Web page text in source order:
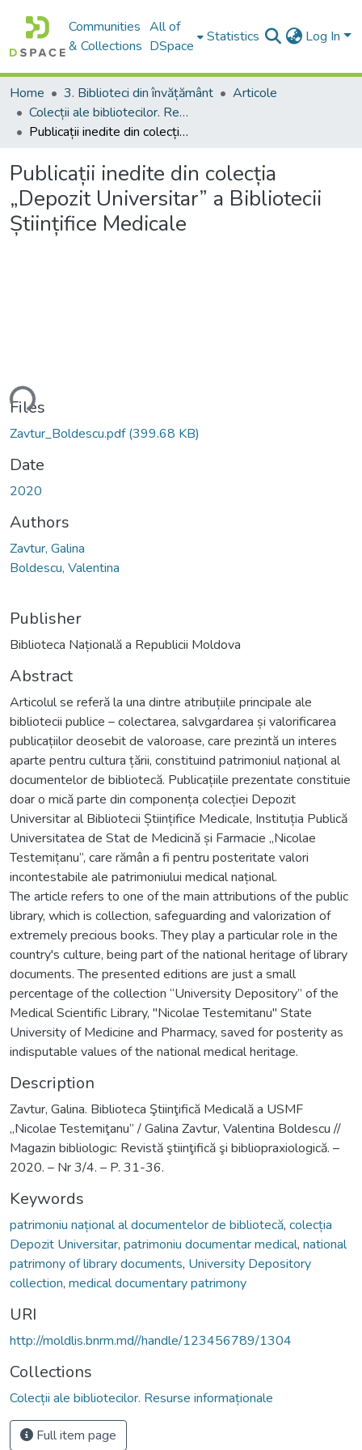
Communities
& Collections
All of
DSpace
Statistics Log In
Home 3. Biblioteci din învățământ
Articole
Colecții ale bibliotecilor. Resurse informaționale
Publicații inedite din colecția „Depozit Universitar” a Bibliotecii Științifice Medicale
Publicații inedite din colecția
„Depozit Universitar” a Bibliotecii
Științifice Medicale
Files
Zavtur_Boldescu.pdf(399.68 KB)
Date
2020
Authors
Zavtur, Galina
Boldescu, Valentina
Publisher
Biblioteca Națională a Republicii Moldova
Abstract
Articolul se referă la una dintre atribuțiile principale ale
bibliotecii publice – colectarea, salvgardarea și valorificarea
publicațiilor deosebit de valoroase, care prezintă un interes
aparte pentru cultura țării, constituind patrimoniul național al
documentelor de bibliotecă. Publicațiile prezentate constituie
doar o mică parte din componența colecției Depozit
Universitar al Bibliotecii Științifice Medicale, Instituția Publică
Universitatea de Stat de Medicină și Farmacie „Nicolae
Testemițanu”, care rămân a fi pentru posteritate valori
incontestabile ale patrimoniului medical național.
The article refers to one of the main attributions of the public
library, which is collection, safeguarding and valorization of
extremely precious books. They play a particular role in the
country's culture, being part of the national heritage of library
documents. The presented editions are just a small
percentage of the collection “University Depository” of the
Medical Scientific Library, "Nicolae Testemitanu" State
University of Medicine and Pharmacy, saved for posterity as
indisputable values of the national medical heritage.
Description
Zavtur, Galina. Biblioteca Ştiinţifică Medicală a USMF
„Nicolae Testemiţanu” / Galina Zavtur, Valentina Boldescu //
Magazin bibliologic: Revistă ştiinţifică şi bibliopraxiologică. –
2020. – Nr 3/4. – P. 31-36.
Keywords
patrimoniu național al documentelor de bibliotecă, colecția
Depozit Universitar, patrimoniu documentar medical, national
patrimony of library documents, University Depository
collection, medical documentary patrimony
URI
http://moldlis.bnrm.md//handle/123456789/1304
Collections
Colecții ale bibliotecilor. Resurse informaționale
Full item page